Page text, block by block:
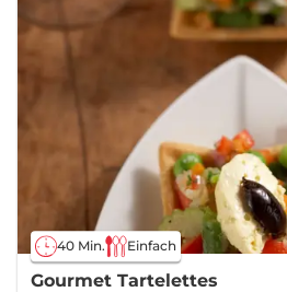
40 Min. Einfach
Gourmet Tartelettes